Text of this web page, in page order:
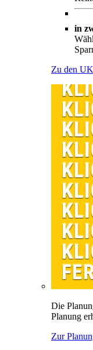
in
Zu den
Die
Planung
Zur